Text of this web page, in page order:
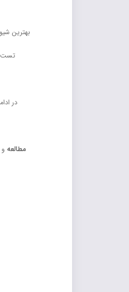
بهترین
در
مطالعه و